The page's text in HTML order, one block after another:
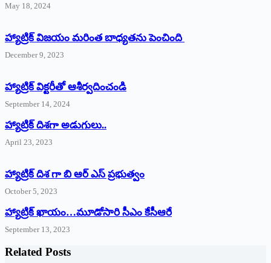
May 18, 2024
హ్యాట్రిక్ విజయం మరింత బాధ్యతను పెంచింది
December 9, 2023
హ్యాట్రిక్‌ ‌విక్టరీతో ఆశీర్వదించండి
September 14, 2024
‌హ్యాట్రిక్‌ ‌దిశగా అడుగులు..
April 23, 2023
హ్యాట్రిక్ దిశ గా బి ఆర్ ఎస్ ప్రభుత్వం
October 5, 2023
హ్యాట్రిక్‌ ‌ఖాయం…మూడోసారి సీఎం కేసీఆరే
September 13, 2023
Related Posts